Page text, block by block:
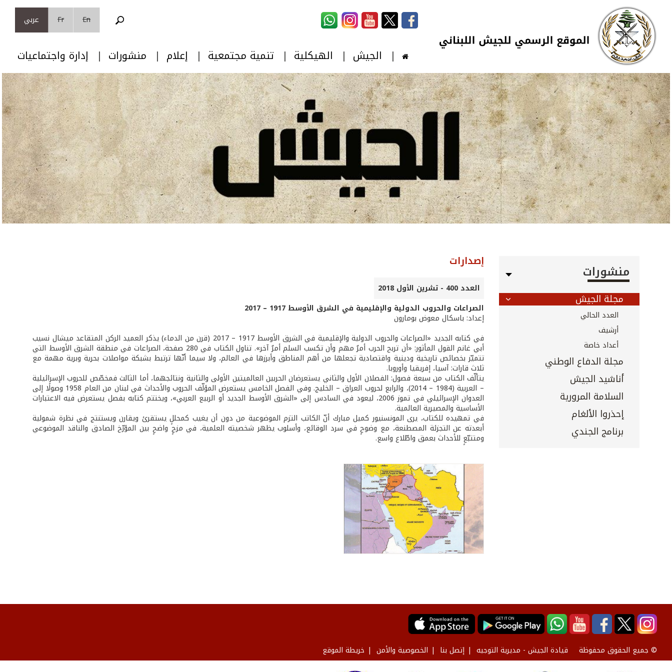
تجاوز إلى المحتوى الرئيسي
Skip to navigation
En
Fr عربي
الجيش الهيكلية تنمية مجتمعية إعلام منشورات إدارة واجتماعيات
منشورات
مجلة الجيش
العدد الحالي
أرشيف
أعداد خاصة
مجلة الدفاع الوطني
أناشيد الجيش
السلامة المرورية
إحذروا الألغام
برنامج الجندي
إصدارات
العدد 400 - تشرين الأول 2018
الصراعات والحروب الدولية والإقليمية في الشرق الأوسط 1917 – 2017
إعداد: باسكال معوض بومارون
في كتابه الجديد «الصراعات والحروب الدولية والإقليمية في الشرق الأوسط 1917 – 2017 (قرن من الدماء) يذكر العميد الركن المتقاعد ميشال نسيب
أبي غانم القول المأثور: «أن تربح الحرب أمرٌ مهم وأن تكسب السلم أمرٌ آخر». تناول الكتاب في 280 صفحة، الصراعات في منطقة الشرق الأوسط التي
تتميّز بخصائص تاريخية ودينية واقتصادية تجعلها من أهم المناطق وأبرزها في العالم، ولا سيما أنّها ترتبط بشبكة مواصلات بحرية وبرية مهمة مع
ثلاث قارات: آسيا، إفريقيا وأوروبا.
يتألّف الكتاب من سبعة فصول: الفصلان الأول والثاني يستعرضان الحربين العالميتين الأولى والثانية ونتائجهما، أما الثالث فمخصّص للحروب الإسرائيلية
– العربية (1984 – 2014)، والرابع لحروب العراق – الخليج. وفي الفصل الخامس يستعرض المؤلّف الحروب والأحداث في لبنان من العام 1958 وصولًا إلى
العدوان الإسرائيلي في تموز 2006، ليعود في السادس إلى «الشرق الأوسط الجديد أو الربيع العربي»، ويختتم كتابه بفصل يستعرض فيه الاعتبارات
الأساسية والمصيرية العالمية.
في تمهيده للكتاب، يرى المونسنيور كميل مبارك أنّ الكاتب التزم الموضوعية من دون أن يغيب كمحللٍ يستقرئ ويقارن ويستنتج في نظرة شمولية
أبعدته عن التجزئة المصطنعة، مع وضوحٍ في سرد الوقائع، وأسلوب يظهر شخصيته العلمية، في مزجٍ واضحٍ بين المؤرّخ الصادق والناقد الموضوعي
ومتتبّعٍ للأحداث بعمق واطّلاع واسع.
© جميع الحقوق محفوظة قيادة الجيش - مديرية التوجيه إتصل بنا الخصوصية والأمن خريطة الموقع